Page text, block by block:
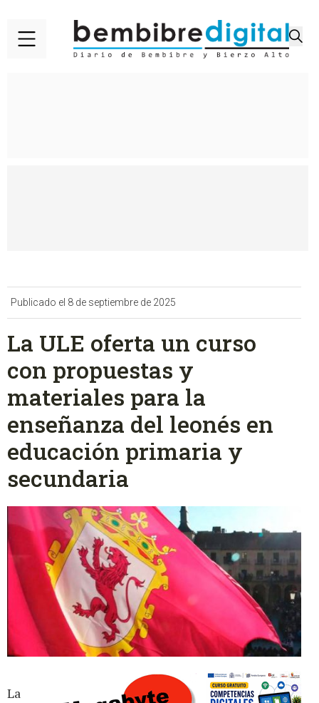
Publicado el 8 de septiembre de 2025
La ULE oferta un curso
con propuestas y
materiales para la
enseñanza del leonés en
educación primaria y
secundaria
La